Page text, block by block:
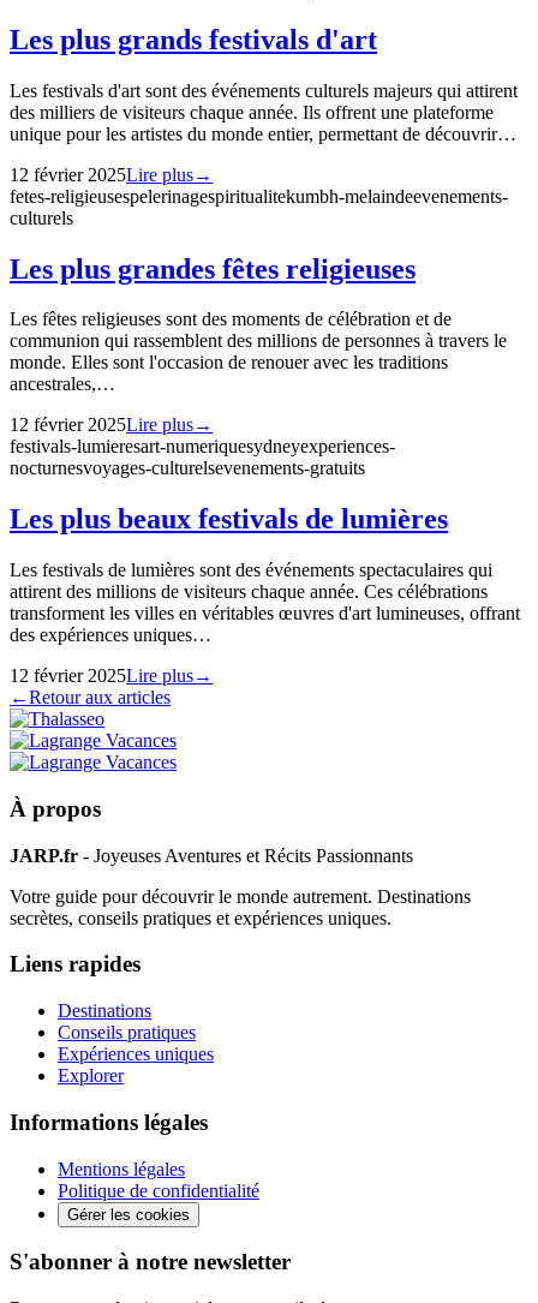
Les plus grands festivals d'art
Les festivals d'art sont des événements culturels majeurs qui attirent
des milliers de visiteurs chaque année. Ils offrent une plateforme
unique pour les artistes du monde entier, permettant de découvrir…
12 février 2025Lire plus→
fetes-religieusespelerinagespiritualitekumbh-melaindeevenements-
culturels
Les plus grandes fêtes religieuses
Les fêtes religieuses sont des moments de célébration et de
communion qui rassemblent des millions de personnes à travers le
monde. Elles sont l'occasion de renouer avec les traditions
ancestrales,…
12 février 2025Lire plus→
festivals-lumieresart-numeriquesydneyexperiences-
nocturnesvoyages-culturelsevenements-gratuits
Les plus beaux festivals de lumières
Les festivals de lumières sont des événements spectaculaires qui
attirent des millions de visiteurs chaque année. Ces célébrations
transforment les villes en véritables œuvres d'art lumineuses, offrant
des expériences uniques…
12 février 2025Lire plus→
←Retour aux articles
À propos
JARP.fr - Joyeuses Aventures et Récits Passionnants
Votre guide pour découvrir le monde autrement. Destinations
secrètes, conseils pratiques et expériences uniques.
Liens rapides
Destinations
Conseils pratiques
Expériences uniques
Explorer
Informations légales
Mentions légales
Politique de confidentialité
Gérer les cookies
S'abonner à notre newsletter